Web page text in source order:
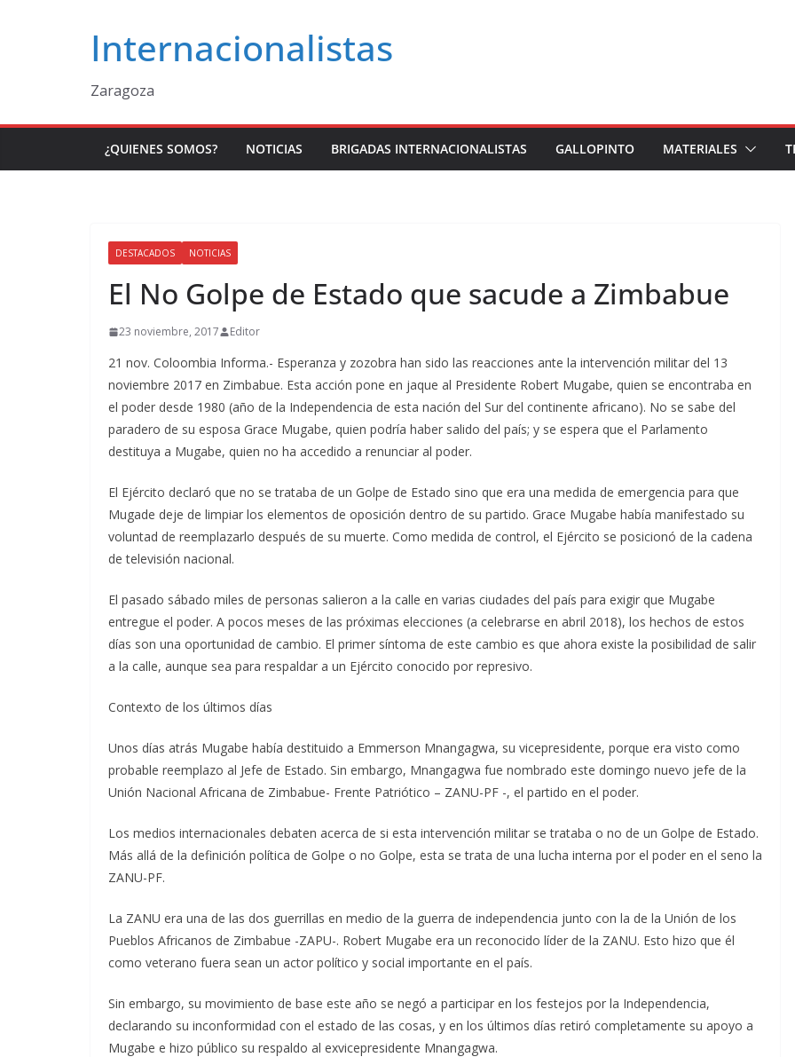
Internacionalistas
Zaragoza
¿QUIENES SOMOS? NOTICIAS BRIGADAS INTERNACIONALISTAS GALLOPINTO MATERIALES
DESTACADOS NOTICIAS
El No Golpe de Estado que sacude a Zimbabue
23 noviembre, 2017 Editor
21 nov. Coloombia Informa.- Esperanza y zozobra han sido las reacciones ante la intervención militar del 13
noviembre 2017 en Zimbabue. Esta acción pone en jaque al Presidente Robert Mugabe, quien se encontraba en
el poder desde 1980 (año de la Independencia de esta nación del Sur del continente africano). No se sabe del
paradero de su esposa Grace Mugabe, quien podría haber salido del país; y se espera que el Parlamento
destituya a Mugabe, quien no ha accedido a renunciar al poder.
El Ejército declaró que no se trataba de un Golpe de Estado sino que era una medida de emergencia para que
Mugade deje de limpiar los elementos de oposición dentro de su partido. Grace Mugabe había manifestado su
voluntad de reemplazarlo después de su muerte. Como medida de control, el Ejército se posicionó de la cadena
de televisión nacional.
El pasado sábado miles de personas salieron a la calle en varias ciudades del país para exigir que Mugabe
entregue el poder. A pocos meses de las próximas elecciones (a celebrarse en abril 2018), los hechos de estos
días son una oportunidad de cambio. El primer síntoma de este cambio es que ahora existe la posibilidad de salir
a la calle, aunque sea para respaldar a un Ejército conocido por represivo.
Contexto de los últimos días
Unos días atrás Mugabe había destituido a Emmerson Mnangagwa, su vicepresidente, porque era visto como
probable reemplazo al Jefe de Estado. Sin embargo, Mnangagwa fue nombrado este domingo nuevo jefe de la
Unión Nacional Africana de Zimbabue- Frente Patriótico – ZANU-PF -, el partido en el poder.
Los medios internacionales debaten acerca de si esta intervención militar se trataba o no de un Golpe de Estado.
Más allá de la definición política de Golpe o no Golpe, esta se trata de una lucha interna por el poder en el seno la
ZANU-PF.
La ZANU era una de las dos guerrillas en medio de la guerra de independencia junto con la de la Unión de los
Pueblos Africanos de Zimbabue -ZAPU-. Robert Mugabe era un reconocido líder de la ZANU. Esto hizo que él
como veterano fuera sean un actor político y social importante en el país.
Sin embargo, su movimiento de base este año se negó a participar en los festejos por la Independencia,
declarando su inconformidad con el estado de las cosas, y en los últimos días retiró completamente su apoyo a
Mugabe e hizo público su respaldo al exvicepresidente Mnangagwa.